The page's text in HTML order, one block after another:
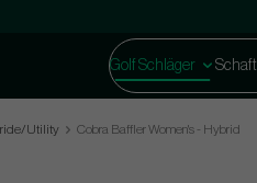
Golf Schläger Schaft
Utility Cobra Baffler Women's - Hybrid